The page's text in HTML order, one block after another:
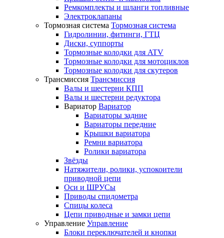
Ремкомплекты и шланги топливные
Электроклапаны
Тормозная система Тормозная система
Гидролинии, фитинги, ГТЦ
Диски, суппорты
Тормозные колодки для ATV
Тормозные колодки для мотоциклов
Тормозные колодки для скутеров
Трансмиссия Трансмиссия
Валы и шестерни КПП
Валы и шестерни редуктора
Вариатор Вариатор
Вариаторы задние
Вариаторы передние
Крышки вариатора
Ремни вариатора
Ролики вариатора
Звёзды
Натяжители, ролики, успокоители
приводной цепи
Оси и ШРУСы
Приводы спидометра
Спицы колеса
Цепи приводные и замки цепи
Управление Управление
Блоки переключателей и кнопки